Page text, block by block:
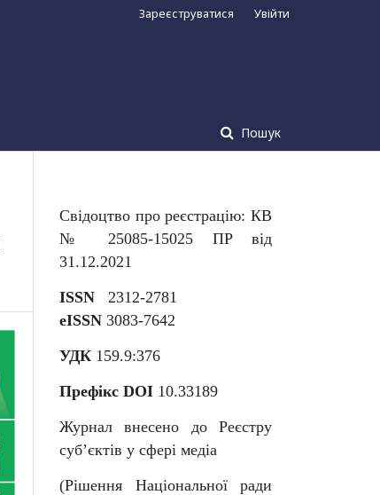
Пошук
Зареєструватися Увійти
Свідоцтво про реєстрацію: КВ
№ 25085-15025 ПР від
31.12.2021
ISSN 2312-2781
eISSN 3083-7642
УДК 159.9:376
Префікс DOI 10.33189
Журнал внесено до Реєстру
суб’єктів у сфері медіа
(Рішення Національної ради